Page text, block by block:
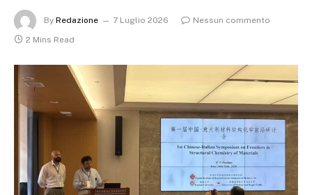
By Redazione 7 Luglio 2026
Nessun commento
2 Mins Read